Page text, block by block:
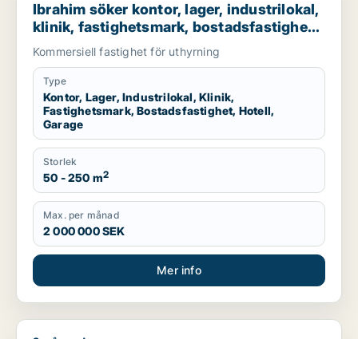
Ibrahim söker kontor, lager, industrilokal,
klinik, fastighetsmark, bostadsfastighet,
hotell eller garage till salu i Stockholms
Kommersiell fastighet för uthyrning
Type
Kontor, Lager, Industrilokal, Klinik,
Fastighetsmark, Bostadsfastighet, Hotell,
Garage
Storlek
50 - 250 m2
Max. per månad
2 000 000 SEK
Mer info